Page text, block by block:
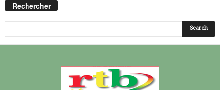
Rechercher